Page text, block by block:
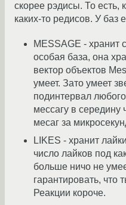
скорее рэдисы. То есть,
каких-то редисов. У баз
MESSAGE - хранит
особая база, она
вектор объектов
умеет. Зато умеет
подинтервал
мессагу в середину
месаг за
LIKES - хранит
число лайков под
больше ничо не
гарантировать, что
Реакции короче.